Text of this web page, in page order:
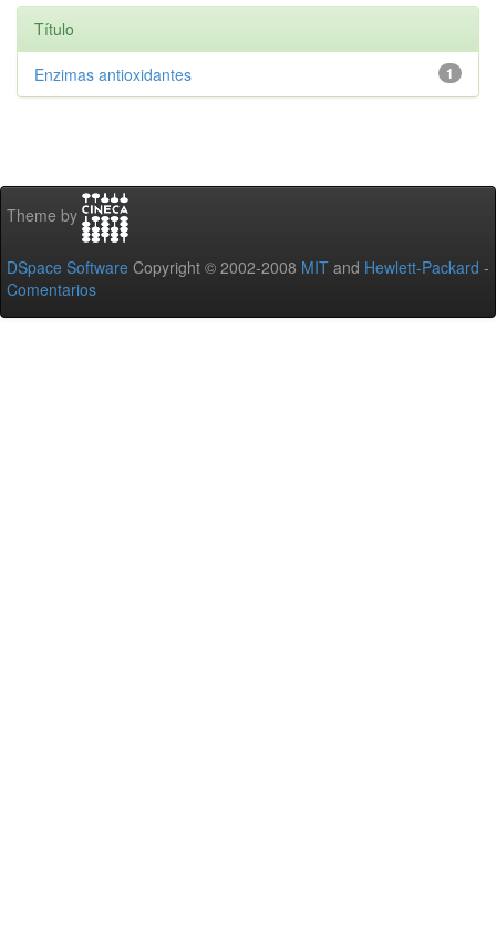
Título
1
Enzimas antioxidantes
Theme by
DSpace Software Copyright © 2002-2008 MIT and Hewlett-Packard -
Comentarios